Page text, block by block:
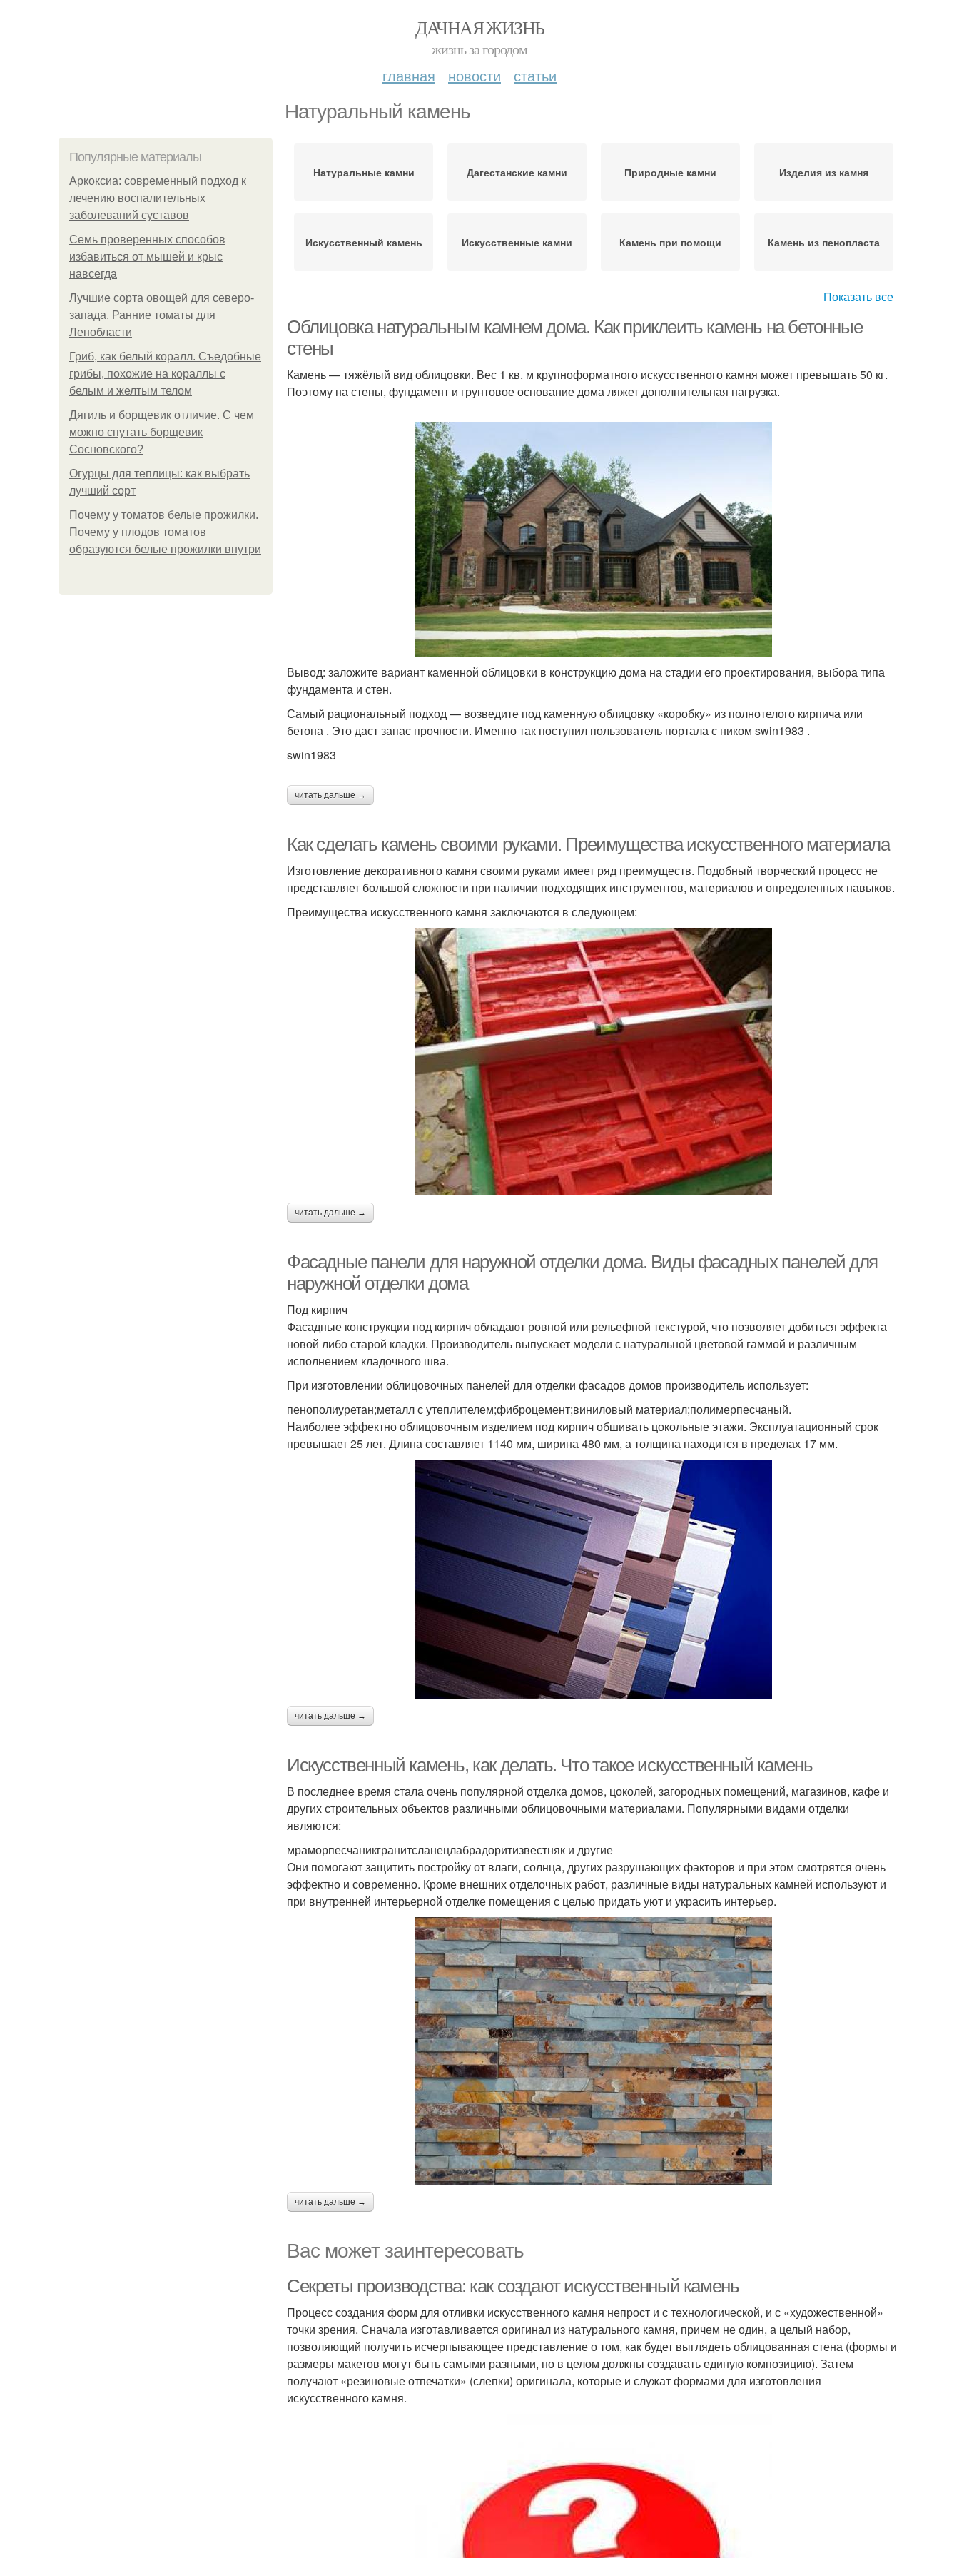
ДАЧНАЯ ЖИЗНЬ
жизнь за городом
главная новости статьи
Натуральный камень
Популярные материалы
Аркоксиа: современный подход к
лечению воспалительных
заболеваний суставов
Семь проверенных способов
избавиться от мышей и крыс
навсегда
Лучшие сорта овощей для северо-
запада. Ранние томаты для
Ленобласти
Гриб, как белый коралл. Съедобные
грибы, похожие на кораллы с
белым и желтым телом
Дягиль и борщевик отличие. С чем
можно спутать борщевик
Сосновского?
Огурцы для теплицы: как выбрать
лучший сорт
Почему у томатов белые прожилки.
Почему у плодов томатов
образуются белые прожилки внутри
Натуральные камни Дагестанские камни Природные камни Изделия из камня
Искусственный камень Искусственные камни Камень при помощи Камень из пенопласта
Камень в отделке
Камень для внутренней
отделки
Декоративный камень
Камень для
Жидкий камень
искусственного камня
Камень из гипса
Показать все
Облицовка натуральным камнем дома. Как приклеить камень на бетонные
стены
Камень — тяжёлый вид облицовки. Вес 1 кв. м крупноформатного искусственного камня может превышать 50 кг.
Поэтому на стены, фундамент и грунтовое основание дома ляжет дополнительная нагрузка.
Вывод: заложите вариант каменной облицовки в конструкцию дома на стадии его проектирования, выбора типа
фундамента и стен.
Самый рациональный подход — возведите под каменную облицовку «коробку» из полнотелого кирпича или
бетона . Это даст запас прочности. Именно так поступил пользователь портала с ником swin1983 .
swin1983
читать дальше →
Как сделать камень своими руками. Преимущества искусственного материала
Изготовление декоративного камня своими руками имеет ряд преимуществ. Подобный творческий процесс не
представляет большой сложности при наличии подходящих инструментов, материалов и определенных навыков.
Преимущества искусственного камня заключаются в следующем:
читать дальше →
Фасадные панели для наружной отделки дома. Виды фасадных панелей для
наружной отделки дома
Под кирпич
Фасадные конструкции под кирпич обладают ровной или рельефной текстурой, что позволяет добиться эффекта
новой либо старой кладки. Производитель выпускает модели с натуральной цветовой гаммой и различным
исполнением кладочного шва.
При изготовлении облицовочных панелей для отделки фасадов домов производитель использует:
пенополиуретан;металл с утеплителем;фиброцемент;виниловый материал;полимерпесчаный.
Наиболее эффектно облицовочным изделием под кирпич обшивать цокольные этажи. Эксплуатационный срок
превышает 25 лет. Длина составляет 1140 мм, ширина 480 мм, а толщина находится в пределах 17 мм.
читать дальше →
Искусственный камень, как делать. Что такое искусственный камень
В последнее время стала очень популярной отделка домов, цоколей, загородных помещений, магазинов, кафе и
других строительных объектов различными облицовочными материалами. Популярными видами отделки
являются:
мраморпесчаникгранитсланецлабрадоритизвестняк и другие
Они помогают защитить постройку от влаги, солнца, других разрушающих факторов и при этом смотрятся очень
эффектно и современно. Кроме внешних отделочных работ, различные виды натуральных камней используют и
при внутренней интерьерной отделке помещения с целью придать уют и украсить интерьер.
читать дальше →
Вас может заинтересовать
Секреты производства: как создают искусственный камень
Процесс создания форм для отливки искусственного камня непрост и с технологической, и с «художественной»
точки зрения. Сначала изготавливается оригинал из натурального камня, причем не один, а целый набор,
позволяющий получить исчерпывающее представление о том, как будет выглядеть облицованная стена (формы и
размеры макетов могут быть самыми разными, но в целом должны создавать единую композицию). Затем
получают «резиновые отпечатки» (слепки) оригинала, которые и служат формами для изготовления
искусственного камня.